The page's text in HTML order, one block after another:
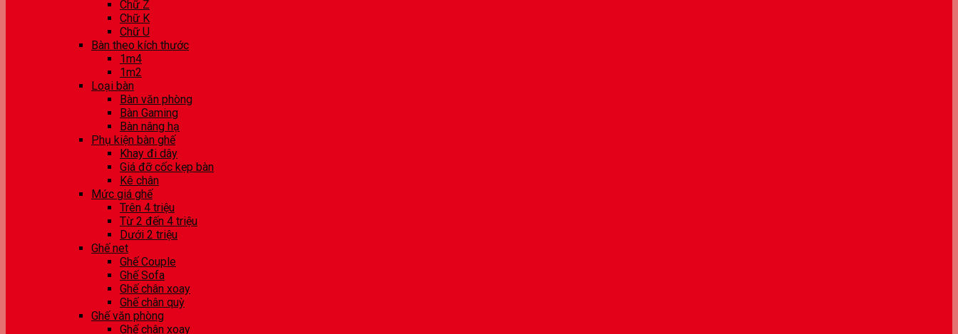
Chữ Z
Chữ K
Chữ U
Bàn theo kích thước
1m4
1m2
Loại bàn
Bàn văn phòng
Bàn Gaming
Bàn nâng hạ
Phụ kiện bàn ghế
Khay đi dây
Giá đỡ cốc kẹp bàn
Kê chân
Mức giá ghế
Trên 4 triệu
Từ 2 đến 4 triệu
Dưới 2 triệu
Ghế net
Ghế Couple
Ghế Sofa
Ghế chân xoay
Ghế chân quỳ
Ghế văn phòng
Ghế chân xoay